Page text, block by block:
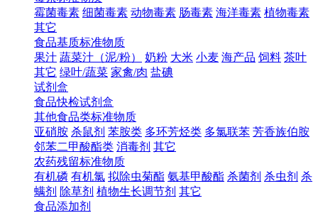
霉菌毒素 细菌毒素 动物毒素 肠毒素 海洋毒素 植物毒素
其它
食品基质标准物质
果汁 蔬菜汁（泥/粉） 奶粉 大米 小麦 海产品 饲料 茶叶
其它 绿叶/蔬菜 家禽/肉 盐碘
试剂盒
食品快检试剂盒
其他食品类标准物质
亚硝胺 杀鼠剂 苯胺类 多环芳烃类 多氯联苯 芳香族伯胺
邻苯二甲酸酯类 消毒剂 其它
农药残留标准物质
有机磷 有机氯 拟除虫菊酯 氨基甲酸酯 杀菌剂 杀虫剂 杀
螨剂 除草剂 植物生长调节剂 其它
食品添加剂